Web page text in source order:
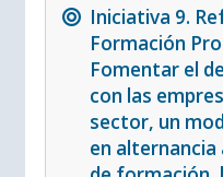
Iniciativa 9.
Formación
Fomentar el
con las
sector, un
en